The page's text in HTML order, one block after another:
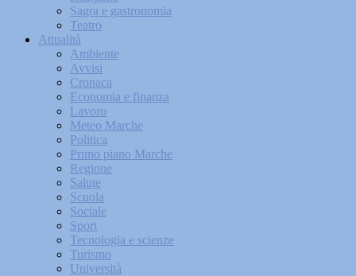
Sagra e gastronomia
Teatro
Attualità
Ambiente
Avvisi
Cronaca
Economia e finanza
Lavoro
Meteo Marche
Politica
Primo piano Marche
Regione
Salute
Scuola
Sociale
Sport
Tecnologia e scienze
Turismo
Università